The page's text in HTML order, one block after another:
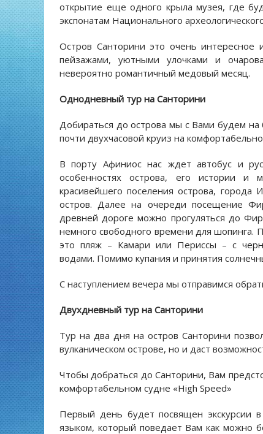
открытие еще одного крыла музея, где
экспонатам Национального
Остров Санторини это очень интересное
пейзажами, уютными улочками и
невероятно романтичный медовый месяц.
Однодневный тур на Санторини
Добираться до острова мы с Вами будем на
почти двухчасовой круиз на
В порту Афиниос нас ждет автобус и
особенностях острова, его истории и
красивейшего поселения острова, города
остров. Далее на очереди посещение
древней дороге можно прогуляться до
немного свободного времени для шопинга.
это пляж – Камари или Периссы – с
водами. Помимо купания и принятия
С наступлением вечера мы отправимся
Двухдневный тур на Санторини
Тур на два дня на остров Санторини
вулканическом острове, но и даст
Чтобы добраться до Санторини, Вам
комфортабельном судне «High Speed»
Первый день будет посвящен экскурсии
языком, который поведает Вам как можно